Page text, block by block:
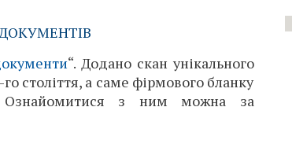
“. Додано скан унікального
століття, а саме фірмового бланку
Ознайомитися з ним можна за